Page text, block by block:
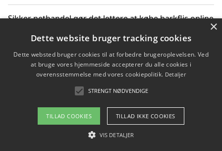
Sikker nethandel gør det lettere at købe barkflis online
Ting du bør vide før du vælger webbureau i Aarhus
Copyright 2026 - Pilanto Aps
Om / kontakt
Blog Betingelser
×
Dette website bruger tracking cookies
Dette websted bruger cookies til at forbedre brugeroplevelsen. Ved
at bruge vores hjemmeside accepterer du alle cookies i
overensstemmelse med vores cookiepolitik. Detaljer
STRENGT NØDVENDIGE
TILLAD COOKIES TILLAD IKKE COOKIES
VIS DETALJER